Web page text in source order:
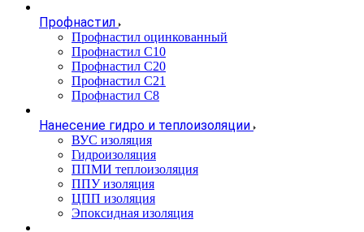
Профнастил
Профнастил оцинкованный
Профнастил С10
Профнастил С20
Профнастил С21
Профнастил С8
Нанесение гидро и теплоизоляции
ВУС изоляция
Гидроизоляция
ППМИ теплоизоляция
ППУ изоляция
ЦПП изоляция
Эпоксидная изоляция